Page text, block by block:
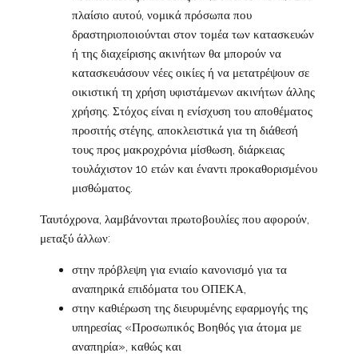
πλαίσιο αυτού, νομικά πρόσωπα που
δραστηριοποιούνται στον τομέα των κατασκευών
ή της διαχείρισης ακινήτων θα μπορούν να
κατασκευάσουν νέες οικίες ή να μετατρέψουν σε
οικιστική τη χρήση υφιστάμενων ακινήτων άλλης
χρήσης. Στόχος είναι η ενίσχυση του αποθέματος
προσιτής στέγης, αποκλειστικά για τη διάθεσή
τους προς μακροχρόνια μίσθωση, διάρκειας
τουλάχιστον 10 ετών και έναντι προκαθορισμένου
μισθώματος.
Ταυτόχρονα, λαμβάνονται πρωτοβουλίες που αφορούν,
μεταξύ άλλων:
στην πρόβλεψη για ενιαίο κανονισμό για τα
αναπηρικά επιδόματα του ΟΠΕΚΑ,
στην καθιέρωση της διευρυμένης εφαρμογής της
υπηρεσίας «Προσωπικός Βοηθός για άτομα με
αναπηρία», καθώς και